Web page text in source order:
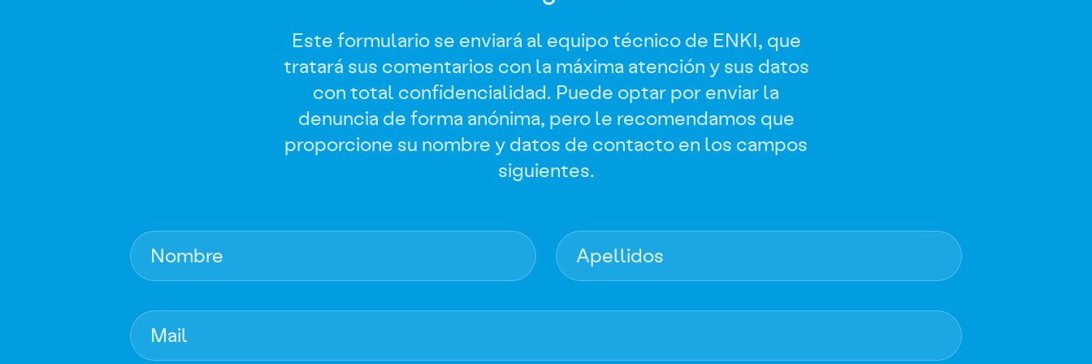
Este formulario se enviará al equipo técnico de ENKI, que
tratará sus comentarios con la máxima atención y sus datos
con total confidencialidad. Puede optar por enviar la
denuncia de forma anónima, pero le recomendamos que
proporcione su nombre y datos de contacto en los campos
siguientes.
Nombre Apellidos
Mail